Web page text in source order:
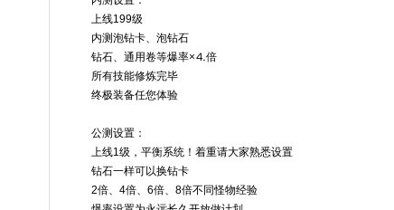
上线199级
内测泡钻卡、泡钻石
钻石、通用卷等爆率×⒋倍
所有技能修炼完毕
终极装备任您体验
公测设置：
上线1级，平衡系统！着重请大家熟悉设置
钻石一样可以换钻卡
2倍、4倍、6倍、8倍不同怪物经验